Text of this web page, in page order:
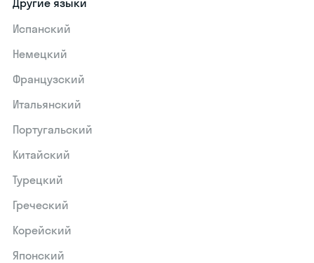
Испанский
Немецкий
Французский
Итальянский
Португальский
Китайский
Турецкий
Греческий
Корейский
Японский